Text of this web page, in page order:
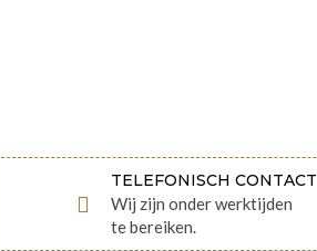
TELEFONISCH CONTACT
Wij zijn onder werktijden
te bereiken.